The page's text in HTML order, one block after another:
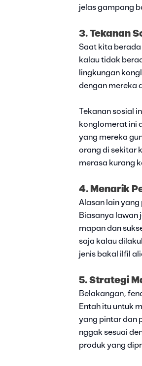
jelas gampang
3. Tekanan
Saat kita
kalau tidak
lingkungan
dengan mereka
Tekanan sosial
konglomerat ini
yang mereka
orang di sekitar
merasa kurang
4. Menarik
Alasan lain
Biasanya lawan
mapan dan
saja kalau
jenis bakal ilfil
5. Strategi
Belakangan,
Entah itu untuk
yang pintar dan
nggak sesuai
produk yang